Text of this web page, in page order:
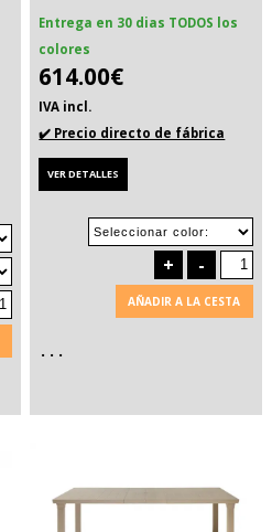
Entrega en 30 dias TODOS los
colores
614.00€
IVA incl.
✔️ Precio directo de fábrica
VER DETALLES
+ -
AÑADIR A LA CESTA
. . .